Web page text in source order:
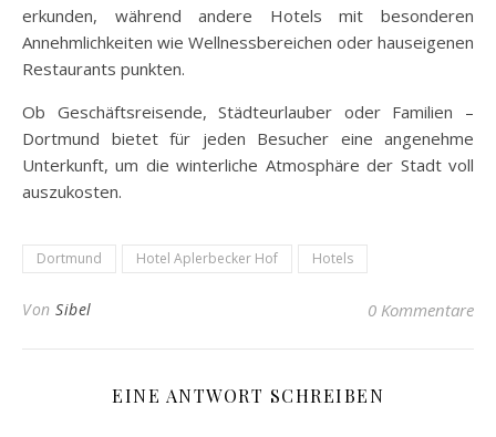
erkunden, während andere Hotels mit besonderen
Annehmlichkeiten wie Wellnessbereichen oder hauseigenen
Restaurants punkten.
Ob Geschäftsreisende, Städteurlauber oder Familien –
Dortmund bietet für jeden Besucher eine angenehme
Unterkunft, um die winterliche Atmosphäre der Stadt voll
auszukosten.
Dortmund Hotel Aplerbecker Hof Hotels
Von Sibel 0 Kommentare
EINE ANTWORT SCHREIBEN